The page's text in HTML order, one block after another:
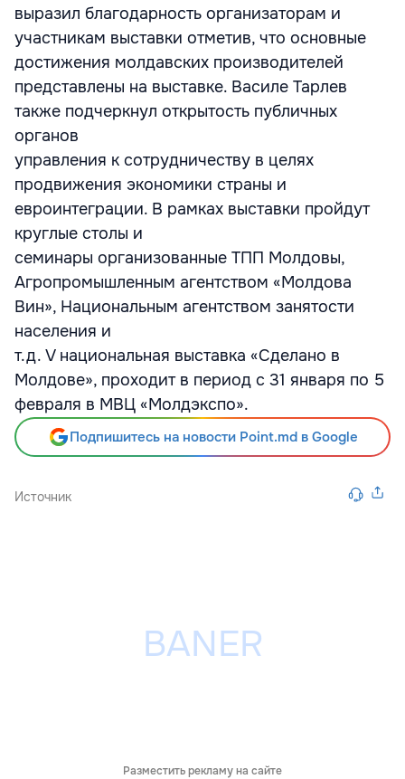
выразил благодарность организаторам и
участникам выставки отметив, что основные
достижения молдавских производителей
представлены на выставке. Василе Тарлев
также подчеркнул открытость публичных
органов
управления к сотрудничеству в целях
продвижения экономики страны и
евроинтеграции. В рамках выставки пройдут
круглые столы и
семинары организованные ТПП Молдовы,
Агропромышленным агентством «Молдова
Вин», Национальным агентством занятости
населения и
т.д. V национальная выставка «Сделано в
Молдове», проходит в период с 31 января по 5
февраля в МВЦ «Молдэкспо».
Подпишитесь на новости Point.md в Google
Источник
Разместить рекламу на сайте